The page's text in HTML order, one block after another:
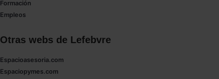
Formación
Empleos
Otras webs de Lefebvre
Espacioasesoria.com
Espaciopymes.com